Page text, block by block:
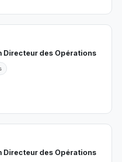
Directeur des Opérations
Directeur des Opérations